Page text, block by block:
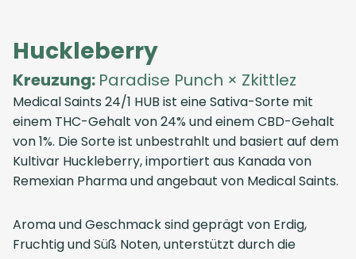
Huckleberry
Kreuzung: Paradise Punch × Zkittlez
Medical Saints 24/1 HUB ist eine Sativa-Sorte mit
einem THC-Gehalt von 24% und einem CBD-Gehalt
von 1%. Die Sorte ist unbestrahlt und basiert auf dem
Kultivar Huckleberry, importiert aus Kanadavon
Remexian Pharmaund angebaut von Medical Saints.
Aroma und Geschmack sind geprägt von Erdig,
Fruchtig und Süß Noten, unterstützt durch die